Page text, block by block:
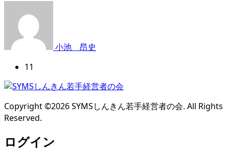
小池 昂史
11
Copyright ©2026SYMSしんきん若手経営者の会. All Rights
Reserved.
ログイン